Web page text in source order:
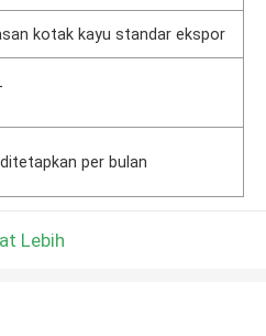
kotak kayu standar ekspor
per bulan
Lebih